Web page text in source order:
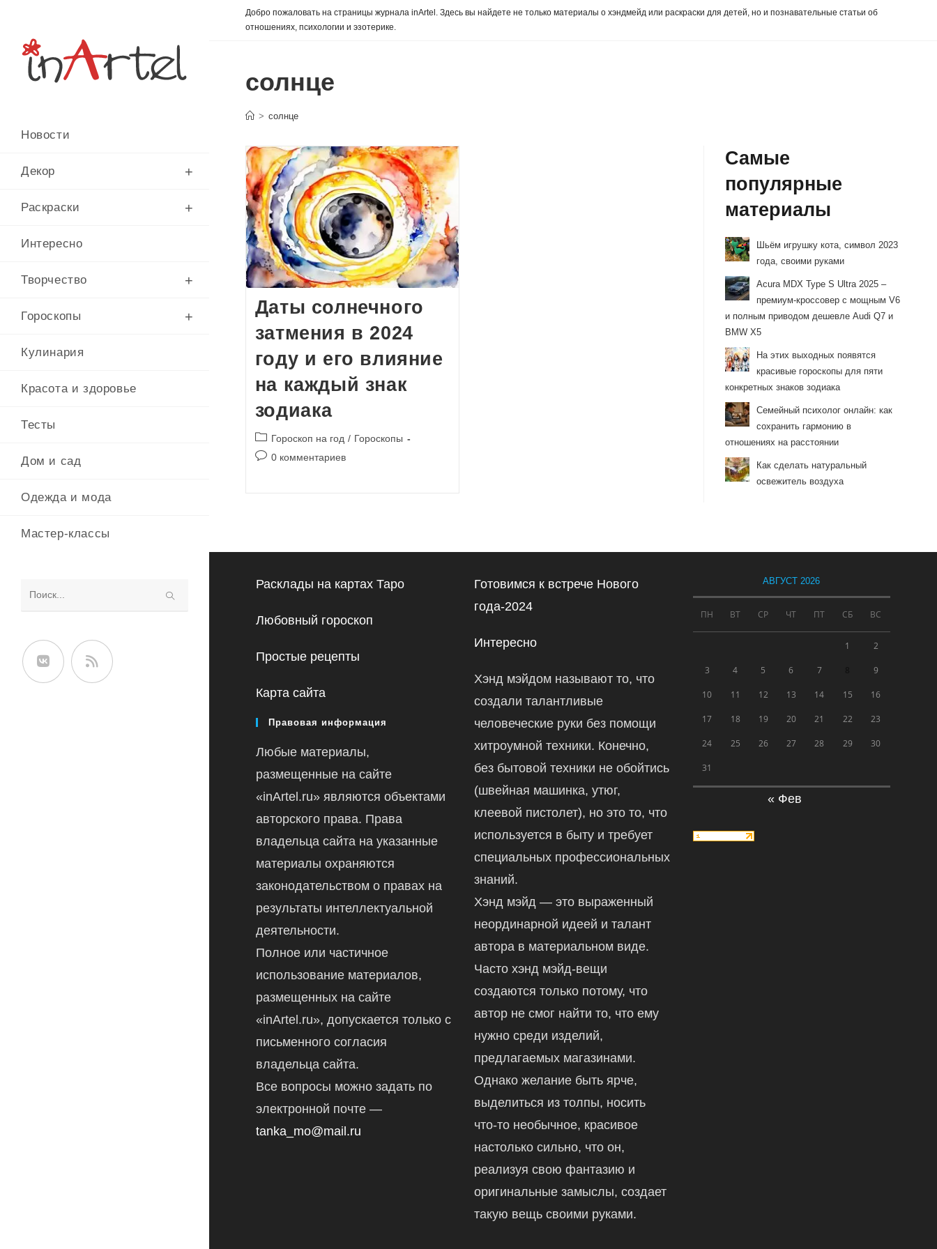
ПерейтиДобро пожаловать на страницы журнала inArtel. Здесь вы найдете не только материалы о хэндмейд или раскраски для детей, но и познавательные статьи об
отношениях, психологии и эзотерике.
Новости
Декор
Раскраски
Интересно
Творчество
Гороскопы
Кулинария
Красота и здоровье
Тесты
Дом и сад
Одежда и мода
Мастер-классы
сайте
солнце
> солнце
Даты солнечного
затмения в 2024
году и его влияние
на каждый знак
зодиака
Рубрика
записи:
Гороскоп на год / Гороскопы
Комментарии
0 комментариев
Самые
популярные
материалы
Шьём игрушку кота, символ 2023
года, своими руками
Acura MDX Type S Ultra 2025 –
премиум-кроссовер с мощным V6
и полным приводом дешевле Audi Q7 и
BMW X5
На этих выходных появятся
красивые гороскопы для пяти
конкретных знаков зодиака
Семейный психолог онлайн: как
сохранить гармонию в
отношениях на расстоянии
Как сделать натуральный
освежитель воздуха
Расклады на картах Таро
Любовный гороскоп
Простые рецепты
Карта сайта
Правовая информация
Любые материалы,
размещенные на сайте
«inArtel.ru» являются объектами
авторского права. Права
владельца сайта на указанные
материалы охраняются
законодательством о правах на
результаты интеллектуальной
деятельности.
Полное или частичное
использование материалов,
размещенных на сайте
«inArtel.ru», допускается только с
письменного согласия
владельца сайта.
Все вопросы можно задать по
электронной почте —
tanka_mo@mail.ru
Готовимся к встрече Нового
года-2024
Интересно
Хэнд мэйдом называют то, что
создали талантливые
человеческие руки без помощи
хитроумной техники. Конечно,
без бытовой техники не обойтись
(швейная машинка, утюг,
клеевой пистолет), но это то, что
используется в быту и требует
специальных профессиональных
знаний.
Хэнд мэйд — это выраженный
неординарной идеей и талант
автора в материальном виде.
Часто хэнд мэйд-вещи
создаются только потому, что
автор не смог найти то, что ему
нужно среди изделий,
предлагаемых магазинами.
Однако желание быть ярче,
выделиться из толпы, носить
что-то необычное, красивое
настолько сильно, что он,
реализуя свою фантазию и
оригинальные замыслы, создает
такую вещь своими руками.
АВГУСТ 2026
ПН ВТ СР ЧТ ПТ СБ ВС
1 2
3 4 5 6 7 9
10 11 12 13 14 15 16
17 18 19 20 21 22 23
24 25 26 27 28 29 30
31
« Фев